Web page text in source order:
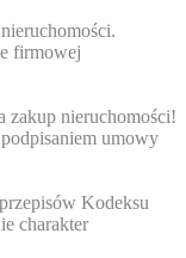
firmowej
zakup nieruchomości!
umowy
Kodeksu
charakter